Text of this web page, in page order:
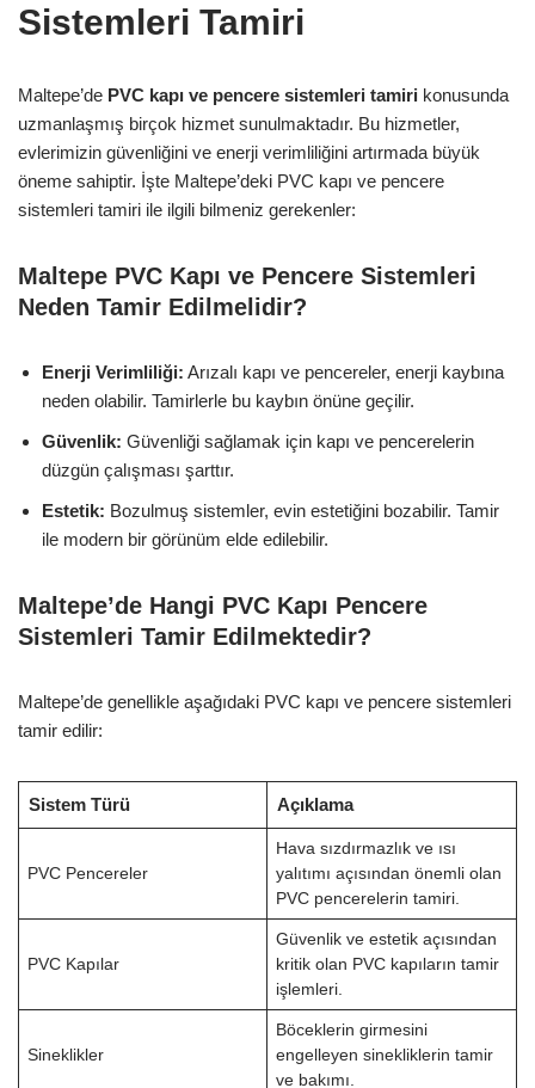
Sistemleri Tamiri
Maltepe’de PVC kapı ve pencere sistemleri tamiri konusunda
uzmanlaşmış birçok hizmet sunulmaktadır. Bu hizmetler,
evlerimizin güvenliğini ve enerji verimliliğini artırmada büyük
öneme sahiptir. İşte Maltepe’deki PVC kapı ve pencere
sistemleri tamiri ile ilgili bilmeniz gerekenler:
Maltepe PVC Kapı ve Pencere Sistemleri
Neden Tamir Edilmelidir?
Enerji Verimliliği: Arızalı kapı ve pencereler, enerji kaybına
neden olabilir. Tamirlerle bu kaybın önüne geçilir.
Güvenlik: Güvenliği sağlamak için kapı ve pencerelerin
düzgün çalışması şarttır.
Estetik: Bozulmuş sistemler, evin estetiğini bozabilir. Tamir
ile modern bir görünüm elde edilebilir.
Maltepe’de Hangi PVC Kapı Pencere
Sistemleri Tamir Edilmektedir?
Maltepe’de genellikle aşağıdaki PVC kapı ve pencere sistemleri
tamir edilir:
Sistem Türü Açıklama
PVC Pencereler
Hava sızdırmazlık ve ısı
yalıtımı açısından önemli olan
PVC pencerelerin tamiri.
PVC Kapılar
Güvenlik ve estetik açısından
kritik olan PVC kapıların tamir
işlemleri.
Sineklikler
Böceklerin girmesini
engelleyen sinekliklerin tamir
ve bakımı.